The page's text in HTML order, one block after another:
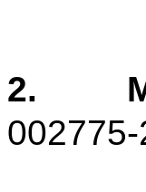
2.
002775-